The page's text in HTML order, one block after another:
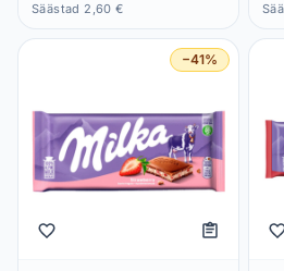
Säästad 2,60 €
−41%